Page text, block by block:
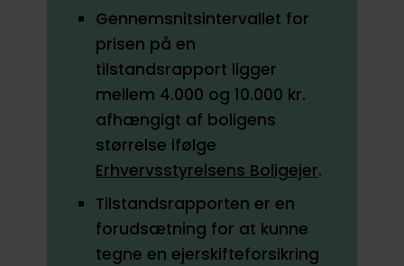
Gennemsnitsintervallet for
prisen på en
tilstandsrapport ligger
mellem 4.000 og 10.000 kr.
afhængigt af boligens
størrelse ifølge
Erhvervsstyrelsens Boligejer.
Tilstandsrapporten er en
forudsætning for at kunne
tegne en ejerskifteforsikring